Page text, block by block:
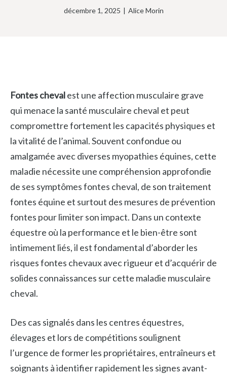
décembre 1, 2025 | Alice Morin
Fontes chevalest une affection musculaire grave
qui menace la santé musculaire cheval et peut
compromettre fortement les capacités physiques et
la vitalité de l’animal. Souvent confondue ou
amalgamée avec diverses myopathies équines, cette
maladie nécessite une compréhension approfondie
de ses symptômes fontes cheval, de son traitement
fontes équine et surtout des mesures de prévention
fontes pour limiter son impact. Dans un contexte
équestre où la performance et le bien-être sont
intimement liés, il est fondamental d’aborder les
risques fontes chevaux avec rigueur et d’acquérir de
solides connaissances sur cette maladie musculaire
cheval.
Des cas signalés dans les centres équestres,
élevages et lors de compétitions soulignent
l’urgence de former les propriétaires, entraîneurs et
soignants à identifier rapidement les signes avant-